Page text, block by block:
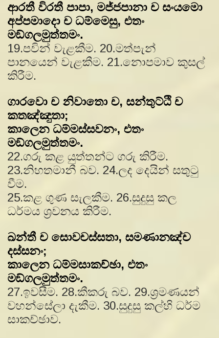
ආරතී විරතී පාපා, මජ්ජපානා ච සංයමො
අප්පමාදො ච ධම්මෙසු, එතං
මඞ්ගලමුත්තමං.
19.පවින් වැළකීම. 20.මත්පැන්
පානයෙන් වැළකීම. 21.නොපමාව කුසල්
කිරීම.
ගාරවො ච නිවාතො ච, සන්තුට්ඨි ච
කතඤ්ඤුතා;
කාලෙන ධම්මස්සවනං, එතං
මඞ්ගලමුත්තමං.
22.ගරු කළ යුත්තන්ට ගරු කිරීම.
23.නිහතමානී බව. 24.ලද දෙයින් සතුටු
වීම.
25.කළ ගුණ සැලකීම. 26.සුදුසු කල
ධර්මය ශ‍්‍රවනය කිරීම.
ඛන්තී ච සොවචස්සතා, සමණානඤ්ච
දස්සනං;
කාලෙන ධම්මසාකච්ඡා, එතං
මඞ්ගලමුත්තමං.
27.ඉවසීම. 28.කීකරු බව. 29.ශ‍්‍රමණයන්
වහන්සේලා දැකීම. 30.සුදුසු කල්හි ධර්ම
සාකච්ඡාව.